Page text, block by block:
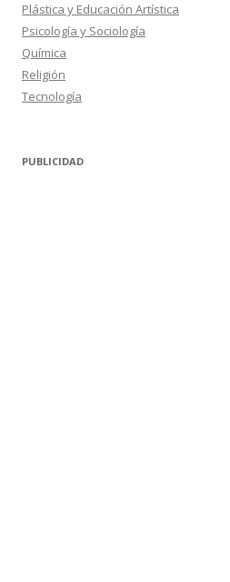
Plástica y Educación Artística
Psicología y Sociología
Química
Religión
Tecnología
PUBLICIDAD